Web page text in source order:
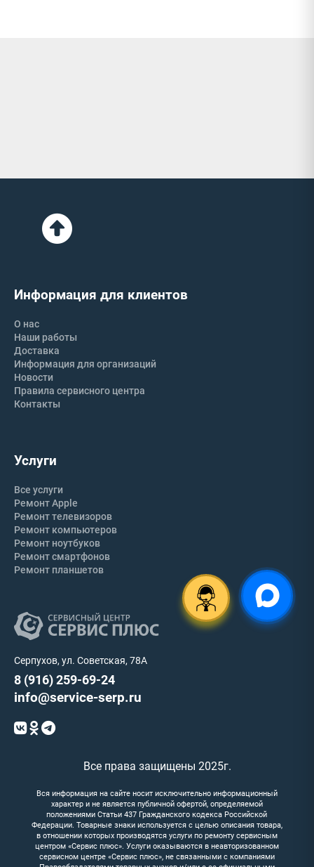
Серпухов, ул. Советская, 78А
8 (916) 259-69-24
info@service-serp.ru
Услуги
Все услуги
Ремонт Apple
Ремонт телевизоров
Ремонт компьютеров
Ремонт ноутбуков
Ремонт смартфонов
Ремонт планшетов
Информация для клиентов
О нас
Наши работы
Доставка
Информация для организаций
Новости
Правила сервисного центра
Контакты
Все права защищены 2025г.
Вся информация на сайте носит исключительно информационный
характер и не является публичной офертой, определяемой
положениями Статьи 437 Гражданского кодекса Российской
Федерации. Товарные знаки используется с целью описания товара,
в отношении которых производятся услуги по ремонту сервисным
центром «Сервис плюс». Услуги оказываются в неавторизованном
сервисном центре «Сервис плюс», не связанными с компаниями